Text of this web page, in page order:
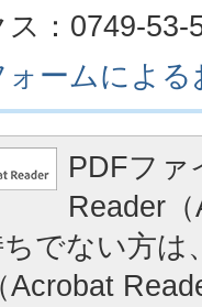
：0749-53-
ォームによる
PDFファ
Reader
でない方は
Acrobat